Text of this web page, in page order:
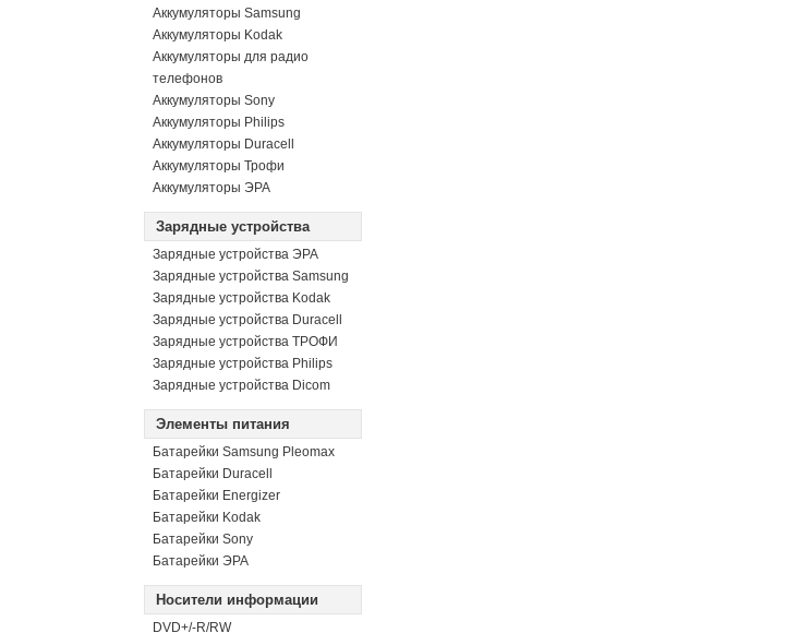
Аккумуляторы Samsung
Аккумуляторы Kodak
Аккумуляторы для радио
телефонов
Аккумуляторы Sony
Аккумуляторы Philips
Аккумуляторы Duracell
Аккумуляторы Трофи
Аккумуляторы ЭРА
Зарядные устройства
Зарядные устройства ЭРА
Зарядные устройства Samsung
Зарядные устройства Kodak
Зарядные устройства Duracell
Зарядные устройства ТРОФИ
Зарядные устройства Philips
Зарядные устройства Dicom
Элементы питания
Батарейки Samsung Pleomax
Батарейки Duracell
Батарейки Energizer
Батарейки Kodak
Батарейки Sony
Батарейки ЭРА
Носители информации
DVD+/-R/RW